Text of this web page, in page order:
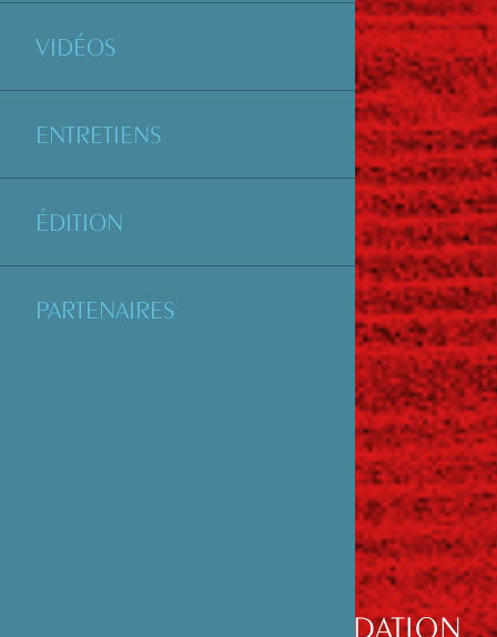
VIDÉOS
ENTRETIENS
ÉDITION
PARTENAIRES
LA FONDATION